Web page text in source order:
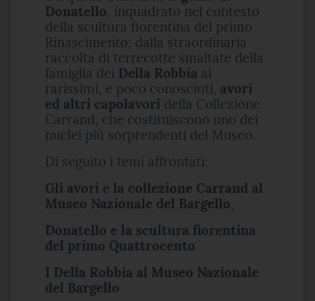
Donatello, inquadrato nel contesto
della scultura fiorentina del primo
Rinascimento; dalla straordinaria
raccolta di terrecotte smaltate della
famiglia dei Della Robbia ai
rarissimi, e poco conosciuti, avori
ed altri capolavori della Collezione
Carrand, che costituiscono uno dei
nuclei più sorprendenti del Museo.
Di seguito i temi affrontati:
Gli avori e la collezione Carrand al
Museo Nazionale del Bargello,
Donatello e la scultura fiorentina
del primo Quattrocento
I Della Robbia al Museo Nazionale
del Bargello